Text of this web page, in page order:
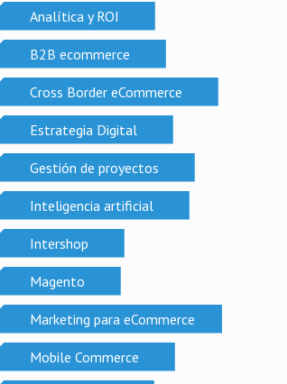
Analítica y ROI
B2B ecommerce
Cross Border eCommerce
Estrategia Digital
Gestión de proyectos
Inteligencia artificial
Intershop
Magento
Marketing para eCommerce
Mobile Commerce